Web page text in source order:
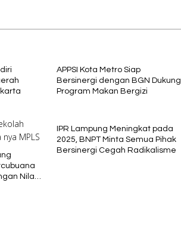
APPSI Kota Metro Siap
Bersinergi dengan BGN Dukung
Program Makan Bergizi
Nilai
IPR Lampung Meningkat pada
2025, BNPT Minta Semua Pihak
Bersinergi Cegah Radikalisme